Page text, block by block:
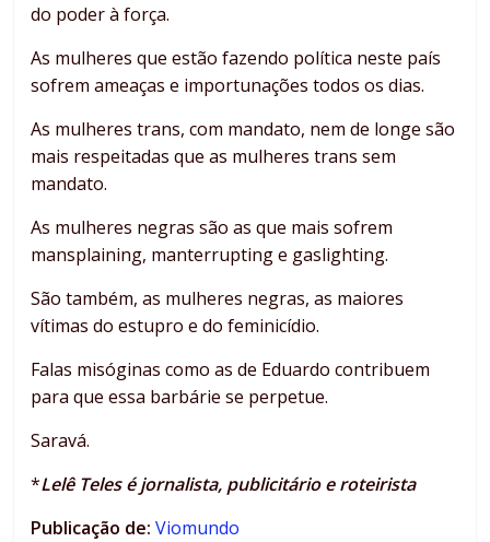
do poder à força.
As mulheres que estão fazendo política neste país
sofrem ameaças e importunações todos os dias.
As mulheres trans, com mandato, nem de longe são
mais respeitadas que as mulheres trans sem
mandato.
As mulheres negras são as que mais sofrem
mansplaining, manterrupting e gaslighting.
São também, as mulheres negras, as maiores
vítimas do estupro e do feminicídio.
Falas misóginas como as de Eduardo contribuem
para que essa barbárie se perpetue.
Saravá.
*Lelê Teles é jornalista, publicitário e roteirista
Publicação de:Viomundo